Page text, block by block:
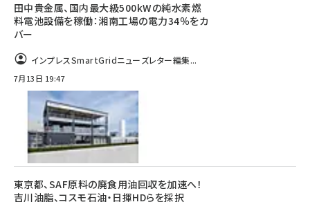
田中貴金属、国内最大級500kWの純水素燃
料電池設備を稼働：湘南工場の電力34％をカ
バー
インプレスSmartGridニューズレター編集...
7月13日 19:47
東京都、SAF原料の廃食用油回収を加速へ！
吉川油脂、コスモ石油・日揮HDらを採択